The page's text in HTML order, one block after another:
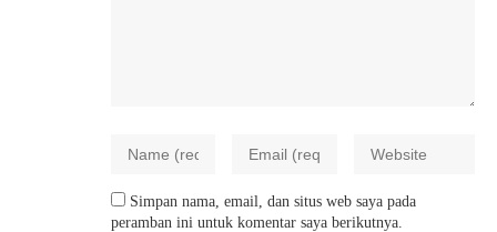
Simpan nama, email, dan situs web saya pada
peramban ini untuk komentar saya berikutnya.